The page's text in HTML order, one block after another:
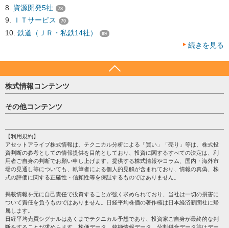
資源開発5社 73
ＩＴサービス 70
鉄道（ＪＲ・私鉄14社） 69
続きを見る
株式情報コンテンツ
日経平均
売買シグナル
株テーマ情報
海外市況
投資カレンダー
格付け情報
その他コンテンツ
個人情報保護方針
プライバシーポリシー
会社案内
サイトマップ
過去データ
【利用規約】
アセットアライブ株式情報は、テクニカル分析による「買い」「売り」等は、株式投
資判断の参考としての情報提供を目的としており、投資に関するすべての決定は、利
用者ご自身の判断でお願い申し上げます。提供する株式情報やコラム、国内・海外市
場の見通し等についても、執筆者による個人的見解が含まれており、情報の真偽、株
式の評価に関する正確性・信頼性等を保証するものではありません。
掲載情報を元に自己責任で投資することが強く求められており、当社は一切の損害に
ついて責任を負うものではありません。日経平均株価の著作権は日本経済新聞社に帰
属します。
日経平均売買シグナルはあくまでテクニカル予想であり、投資家ご自身が最終的な判